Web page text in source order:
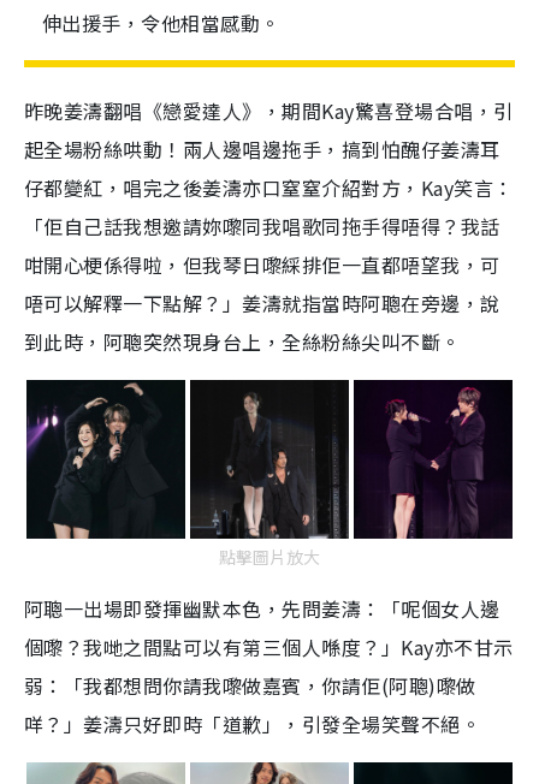
伸出援手，令他相當感動。
昨晚姜濤翻唱《戀愛達人》，期間Kay驚喜登場合唱，引
起全場粉絲哄動！兩人邊唱邊拖手，搞到怕醜仔姜濤耳
仔都變紅，唱完之後姜濤亦口窒窒介紹對方，Kay笑言：
「佢自己話我想邀請妳嚟同我唱歌同拖手得唔得？我話
咁開心梗係得啦，但我琴日嚟綵排佢一直都唔望我，可
唔可以解釋一下點解？」姜濤就指當時阿聰在旁邊，說
到此時，阿聰突然現身台上，全絲粉絲尖叫不斷。
點擊圖片放大
阿聰一出場即發揮幽默本色，先問姜濤：「呢個女人邊
個嚟？我哋之間點可以有第三個人喺度？」Kay亦不甘示
弱：「我都想問你請我嚟做嘉賓，你請佢(阿聰)嚟做
咩？」姜濤只好即時「道歉」，引發全場笑聲不絕。